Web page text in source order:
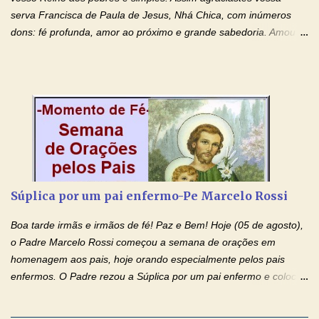
agradeço de coração ao Espíri...
serva Francisca de Paula de Jesus, Nhá Chica, com inúmeros
dons: fé profunda, amor ao próximo e grande sabedoria. Amou a
Senhor Jesus Cristo, vosso Filho, na unidade do Espírito Santo.
Amém. Novena a Nhá Chica (Oração para obter os favores
celestiais através da intercessão da Serva de Deus Nhá Chica)
(Rezar durante nove dias seguidos ou intercalados) Nhá Chica,
recorro a vós como intercessora entre a Bondade Divina e as
entregueis nas mãos do Santíssimo o meu pedido urgente (Fazer
o pedido). Acolhei, Nhá Chica, no vosso coração bondoso as
minhas necessidades e amparai-me nesta oração (Fazer o ...
Súplica por um pai enfermo-Pe Marcelo Rossi
Boa tarde irmãs e irmãos de fé! Paz e Bem! Hoje (05 de agosto),
o Padre Marcelo Rossi começou a semana de orações em
homenagem aos pais, hoje orando especialmente pelos pais
enfermos. O Padre rezou a Súplica por um pai enfermo e colocou